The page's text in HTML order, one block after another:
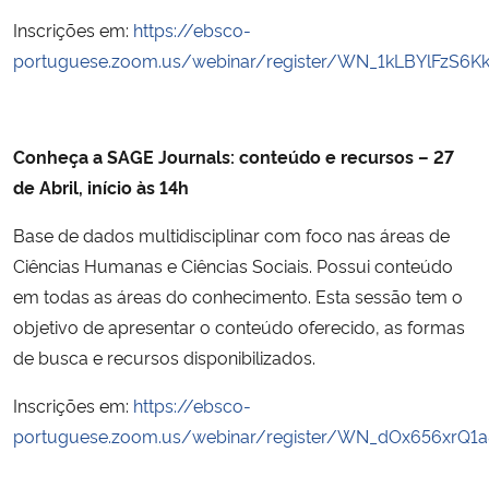
Inscrições em: https://ebsco-
portuguese.zoom.us/webinar/register/
Conheça a SAGE Journals: conteúdo e recursos – 27
de Abril, início às 14h
Base de dados multidisciplinar com foco nas áreas de
Ciências Humanas e Ciências Sociais. Possui conteúdo
em todas as áreas do conhecimento. Esta sessão tem o
objetivo de apresentar o conteúdo oferecido, as formas
de busca e recursos disponibilizados.
Inscrições em: https://ebsco-
portuguese.zoom.us/webinar/register/